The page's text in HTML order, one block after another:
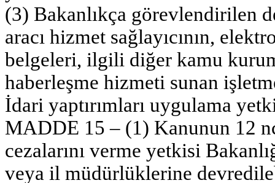
(3) Bakanlıkça görevlendirilen
aracı hizmet sağlayıcının,
belgeleri, ilgili diğer kamu
haberleşme hizmeti sunan
İdari yaptırımları uygulama
MADDE 15 – (1) Kanunun 12
cezalarını verme yetkisi
veya il müdürlüklerine